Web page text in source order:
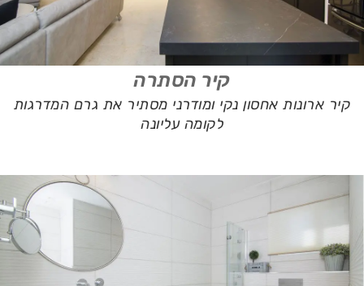
קיר הסתרה
קיר ארונות אחסון נקי ומודרני מסתיר את גרם המדרגות
לקומה עליונה